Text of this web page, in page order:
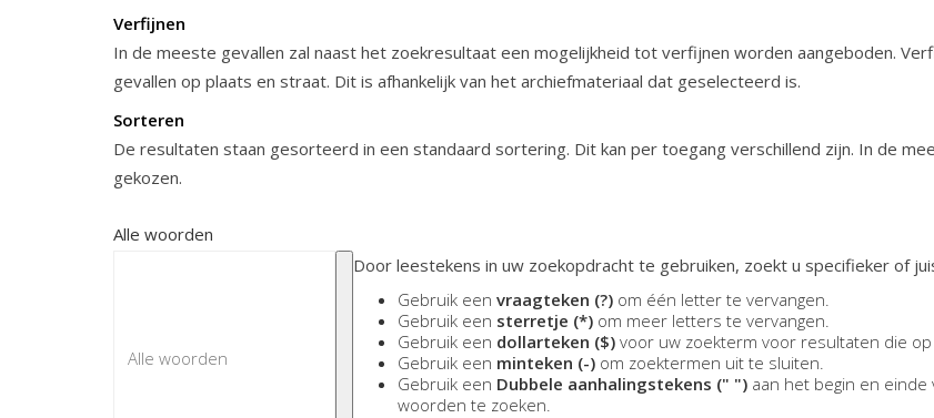
Verfijnen
In de meeste gevallen zal naast het zoekresultaat een mogelijkheid tot verfijnen worden aangeboden.
gevallen op plaats en straat. Dit is afhankelijk van het archiefmateriaal dat geselecteerd is.
Sorteren
De resultaten staan gesorteerd in een standaard sortering. Dit kan per toegang verschillend zijn. In de
gekozen.
Alle woorden
Door leestekens in uw zoekopdracht te gebruiken, zoekt u specifieker of
Gebruik een vraagteken (?) om één letter te vervangen.
Gebruik een sterretje (*) om meer letters te vervangen.
Gebruik een dollarteken ($) voor uw zoekterm voor resultaten die op
Gebruik een minteken (-) om zoektermen uit te sluiten.
Gebruik een Dubbele aanhalingstekens (" ") aan het begin en
woorden te zoeken.